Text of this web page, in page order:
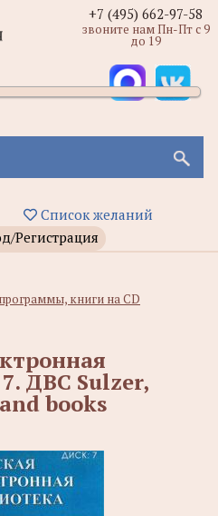
Список желаний
Регистрация
+7 (495) 662-97-58
звоните нам Пн-Пт с 9
до 19
книги на CD
ДВС Sulzer,
books